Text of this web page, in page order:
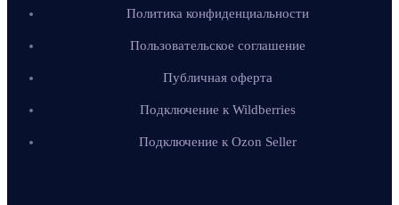
Политика конфиденциальности
Пользовательское соглашение
Публичная оферта
Подключение к Wildberries
Подключение к Ozon Seller